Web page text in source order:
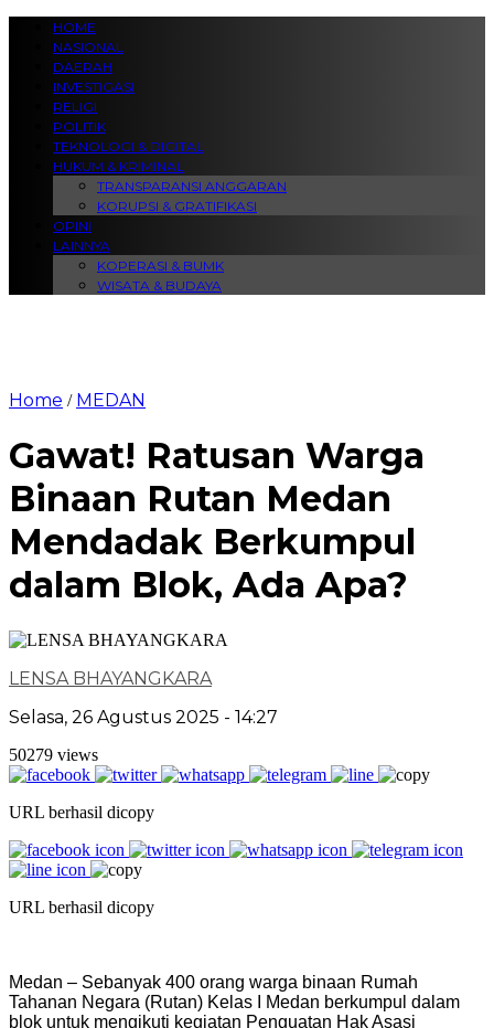
HOME
NASIONAL
DAERAH
INVESTIGASI
RELIGI
POLITIK
TEKNOLOGI & DIGITAL
HUKUM & KRIMINAL
TRANSPARANSI ANGGARAN
KORUPSI & GRATIFIKASI
OPINI
LAINNYA
KOPERASI & BUMK
WISATA & BUDAYA
Home / MEDAN
Gawat! Ratusan Warga
Binaan Rutan Medan
Mendadak Berkumpul
dalam Blok, Ada Apa?
LENSA BHAYANGKARA
Selasa, 26 Agustus 2025 - 14:27
50279 views
URL berhasil dicopy
URL berhasil dicopy
Medan – Sebanyak 400 orang warga binaan Rumah
Tahanan Negara (Rutan) Kelas I Medan berkumpul dalam
blok untuk mengikuti kegiatan Penguatan Hak Asasi